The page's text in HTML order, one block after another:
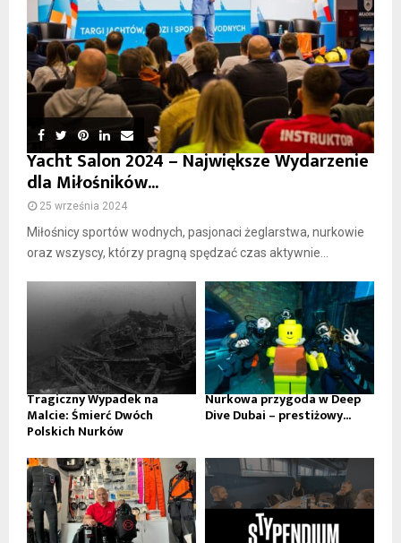
Yacht Salon 2024 – Największe Wydarzenie
dla Miłośników...
25 września 2024
Miłośnicy sportów wodnych, pasjonaci żeglarstwa, nurkowie
oraz wszyscy, którzy pragną spędzać czas aktywnie...
Tragiczny Wypadek na
Malcie: Śmierć Dwóch
Polskich Nurków
Nurkowa przygoda w Deep
Dive Dubai – prestiżowy...